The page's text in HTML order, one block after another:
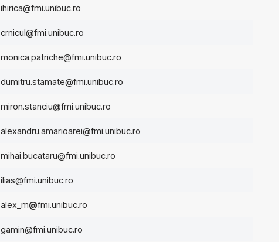
ihirica@fmi.unibuc.ro
crnicul@fmi.unibuc.ro
monica.patriche@fmi.unibuc.ro
dumitru.stamate@fmi.unibuc.ro
miron.stanciu@fmi.unibuc.ro
alexandru.amarioarei@fmi.unibuc.ro
mihai.bucataru@fmi.unibuc.ro
ilias@fmi.unibuc.ro
alex_m@fmi.unibuc.ro
gamin@fmi.unibuc.ro